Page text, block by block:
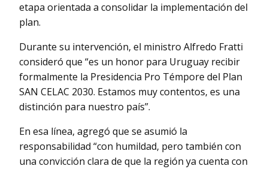
etapa orientada a consolidar la implementación del
plan.
Durante su intervención, el ministro Alfredo Fratti
consideró que “es un honor para Uruguay recibir
formalmente la Presidencia Pro Témpore del Plan
SAN CELAC 2030. Estamos muy contentos, es una
distinción para nuestro país”.
En esa línea, agregó que se asumió la
responsabilidad “con humildad, pero también con
una convicción clara de que la región ya cuenta con